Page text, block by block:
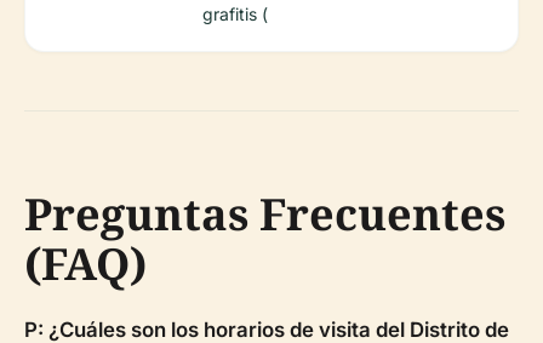
grafitis (
Preguntas Frecuentes
(FAQ)
P: ¿Cuáles son los horarios de visita del Distrito de